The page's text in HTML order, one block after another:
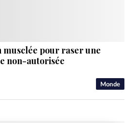
Monde
musclée pour raser une
non-autorisée